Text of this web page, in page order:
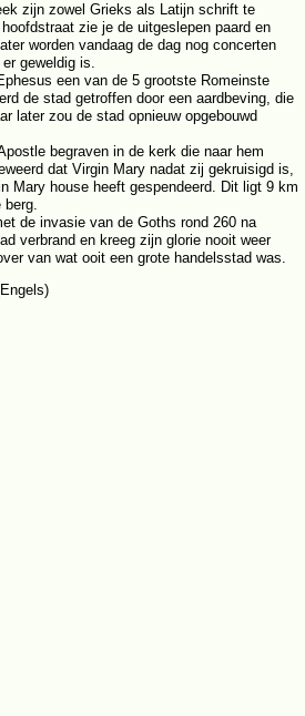
zijn zowel Grieks als Latijn schrift te
zie je de uitgeslepen paard en
worden vandaag de dag nog concerten
geweldig is.
een van de 5 grootste Romeinste
de stad getroffen door een aardbeving, die
later zou de stad opnieuw opgebouwd
begraven in de kerk die naar hem
dat Virgin Mary nadat zij gekruisigd is,
Mary house heeft gespendeerd. Dit ligt 9 km
berg.
de invasie van de Goths rond 260 na
verbrand en kreeg zijn glorie nooit weer
van wat ooit een grote handelsstad was.